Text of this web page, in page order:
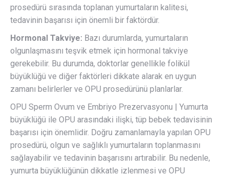
prosedürü sırasında toplanan yumurtaların kalitesi,
tedavinin başarısı için önemli bir faktördür.
Hormonal Takviye: Bazı durumlarda, yumurtaların
olgunlaşmasını teşvik etmek için hormonal takviye
gerekebilir. Bu durumda, doktorlar genellikle folikül
büyüklüğü ve diğer faktörleri dikkate alarak en uygun
zamanı belirlerler ve OPU prosedürünü planlarlar.
OPU Sperm Ovum ve Embriyo Prezervasyonu | Yumurta
büyüklüğü ile OPU arasındaki ilişki, tüp bebek tedavisinin
başarısı için önemlidir. Doğru zamanlamayla yapılan OPU
prosedürü, olgun ve sağlıklı yumurtaların toplanmasını
sağlayabilir ve tedavinin başarısını artırabilir. Bu nedenle,
yumurta büyüklüğünün dikkatle izlenmesi ve OPU